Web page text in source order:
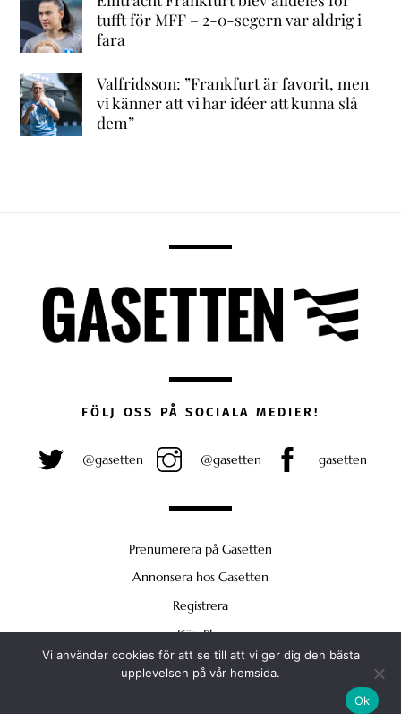
tufft för MFF – 2-0-segern var aldrig i
fara
Valfridsson: ”Frankfurt är favorit, men
vi känner att vi har idéer att kunna slå
dem”
To
Top
FÖLJ OSS PÅ SOCIALA MEDIER!
@gasetten @gasetten gasetten
Prenumerera på Gasetten
Annonsera hos Gasetten
Registrera
Köp Plus
Vi använder cookies för att se till att vi ger dig den bästa
upplevelsen på vår hemsida.
Ok